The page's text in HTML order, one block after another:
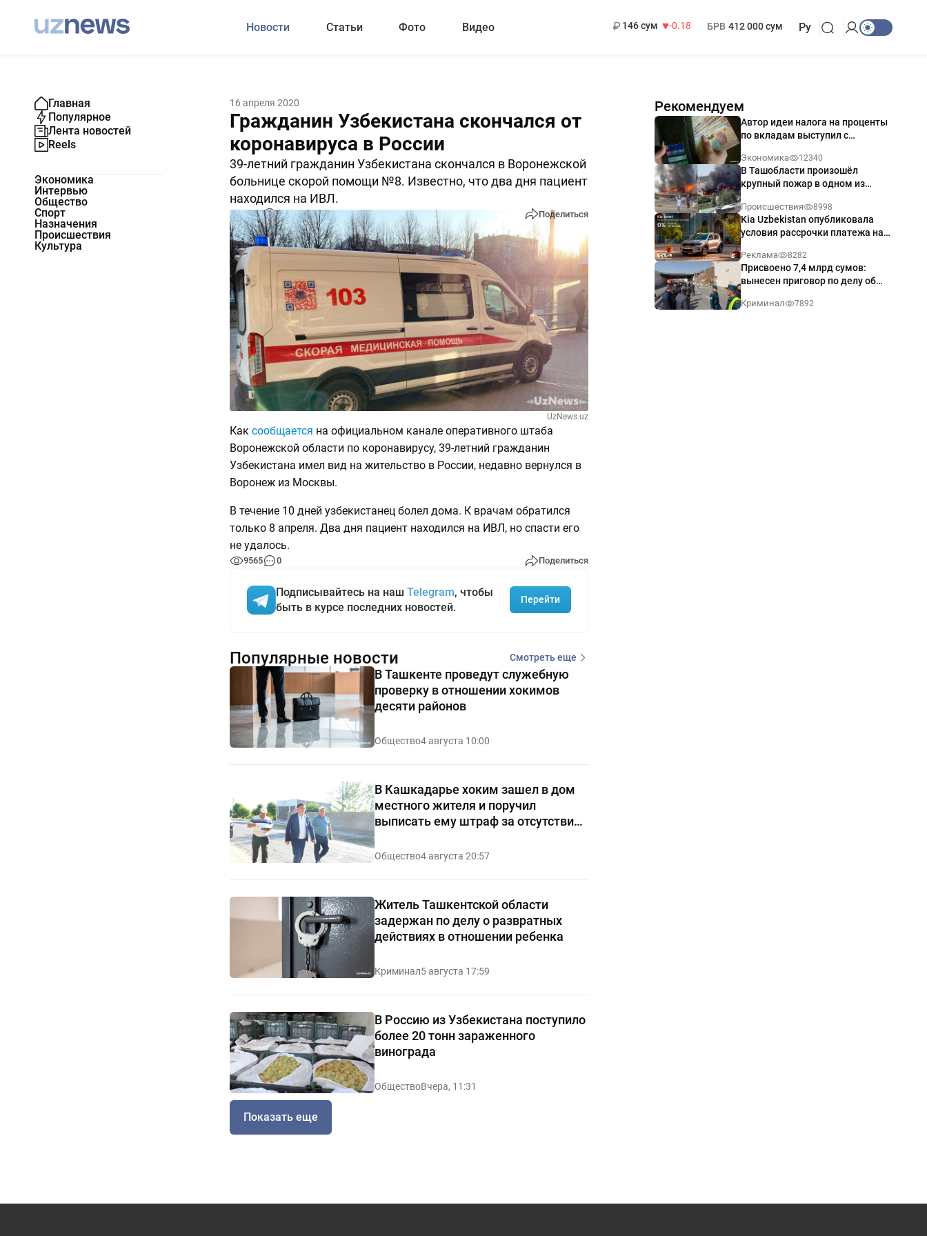
Новости Статьи Фото Видео
146 сум
-0.18
БРВ 412 000 сум Ру
Главная
Популярное
Лента новостей
Reels
Экономика
Интервью
Общество
Спорт
Назначения
Происшествия
Культура
16 апреля 2020
Гражданин Узбекистана скончался от
коронавируса в России
39-летний гражданин Узбекистана скончался в Воронежской
больнице скорой помощи №8. Известно, что два дня пациент
находился на ИВЛ.
9565 0 Поделиться
UzNews.uz
Как сообщается на официальном канале оперативного штаба
Воронежской области по коронавирусу, 39-летний гражданин
Узбекистана имел вид на жительство в России, недавно вернулся в
Воронеж из Москвы.
В течение 10 дней узбекистанец болел дома. К врачам обратился
только 8 апреля. Два дня пациент находился на ИВЛ, но спасти его
не удалось.
9565 0 Поделиться
Подписывайтесь на наш Telegram, чтобы
быть в курсе последних новостей.
Перейти
Рекомендуем
Автор идеи налога на проценты
по вкладам выступил с
Экономика 12340
В Ташобласти произошёл
крупный пожар в одном из
Происшествия 8998
Kia Uzbekistan опубликовала
условия рассрочки платежа на
годовых
Реклама 8282
Присвоено 7,4 млрд сумов:
вынесен приговор по делу об
Ташкенте
Криминал 7892
Популярные новости Смотреть еще
В Ташкенте проведут служебную
проверку в отношении хокимов
десяти районов
Общество4 августа 10:00
В Кашкадарье хоким зашел в дом
местного жителя и поручил
выписать ему штраф за отсутствие
чистоты — видео
Общество4 августа 20:57
Житель Ташкентской области
задержан по делу о развратных
действиях в отношении ребенка
Криминал5 августа 17:59
В Россию из Узбекистана поступило
более 20 тонн зараженного
винограда
ОбществоВчера, 11:31
Показать еще